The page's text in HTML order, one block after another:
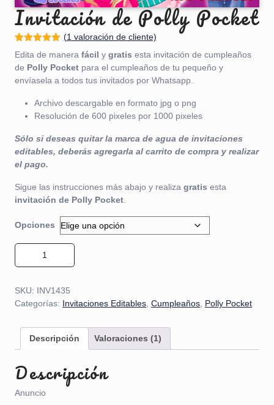
Invitación de Polly Pocket
con5.00 de
5 en base
valoración
de un
(1 valoración de cliente)
Edita de manera fácil y gratis esta invitación de cumpleaños
de Polly Pocket para el cumpleaños de tu pequeño y
envíasela a todos tus invitados por Whatsapp.
Archivo descargable en formato jpg o png
Resolución de 600 pixeles por 1000 pixeles
Sólo si deseas quitar la marca de agua de invitaciones
editables, deberás agregarla al carrito de compra y realizar
el pago.
Sigue las instrucciones más abajo y realiza gratis esta
invitación de Polly Pocket
Opciones
Invitación de Polly Pocket cantidad
SKU: INV1435
Categorías: Invitaciones Editables Cumpleaños Polly Pocket
Descripción Valoraciones (1)
Descripción
Anuncio